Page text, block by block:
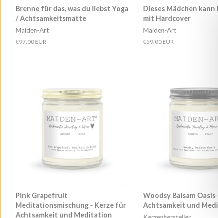
Brenne für das, was du liebst Yoga
/ Achtsamkeitsmatte
Maiden-Art
Normaler
€97.00 EUR
Dieses Mädchen
mit Hardcover
Maiden-Art
Normaler
€59.00 EUR
Pink Grapefruit
Meditationsmischung - Kerze für
Achtsamkeit und Meditation
Woodsy Balsam Oasis
Achtsamkeit und